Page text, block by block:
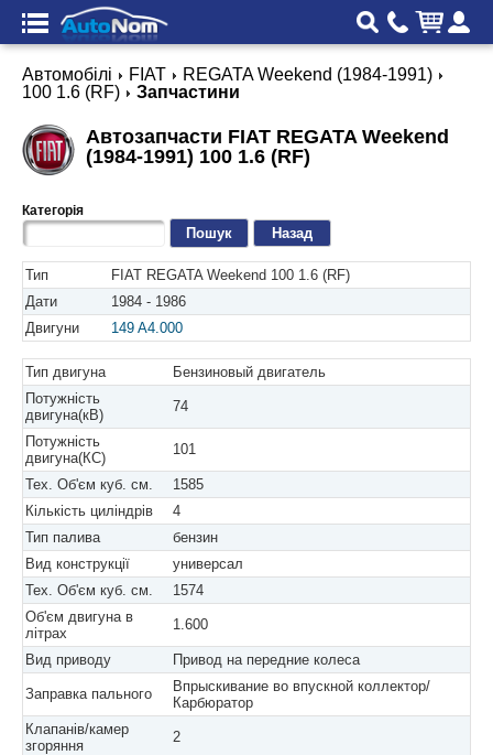
Автомобілі FIAT
REGATA Weekend (1984-1991)
100 1.6 (RF)
Запчастини
Автозапчасти FIAT REGATA Weekend
(1984-1991) 100 1.6 (RF)
Категорія
Назад
Тип
FIAT REGATA Weekend 100 1.6 (RF)
Дати
1984 - 1986
Двигуни
149 A4.000
Тип двигуна
Бензиновый двигатель
Потужність
двигуна(кВ)
74
Потужність
двигуна(КС)
101
Тех. Об'єм куб. см.
1585
Кількість циліндрів
4
Тип палива
бензин
Вид конструкції
универсал
Тех. Об'єм куб. см.
1574
Об'єм двигуна в
літрах
1.600
Вид приводу Привод на передние колеса
Заправка пального
Впрыскивание во впускной коллектор/
Карбюратор
Клапанів/камер
згоряння
2